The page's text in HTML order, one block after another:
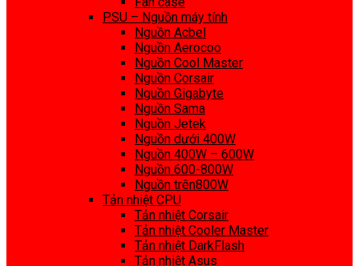
PSU – Nguồn máy tính
Nguồn Acbel
Nguồn Aerocoo
Nguồn Cool Master
Nguồn Corsair
Nguồn Gigabyte
Nguồn Sama
Nguồn Jetek
Nguồn dưới 400W
Nguồn 400W – 600W
Nguồn 600-800W
Nguồn trên800W
Tản nhiệt CPU
Tản nhiệt Corsair
Tản nhiệt Cooler Master
Tản nhiệt DarkFlash
Tản nhiệt Asus